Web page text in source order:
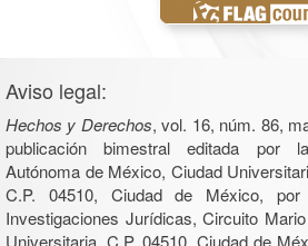
Aviso legal:
Hechos y Derechos, vol. 16, núm. 86,
publicación bimestral editada por
Autónoma de México, Ciudad
C.P. 04510, Ciudad de México,
Investigaciones Jurídicas, Circuito